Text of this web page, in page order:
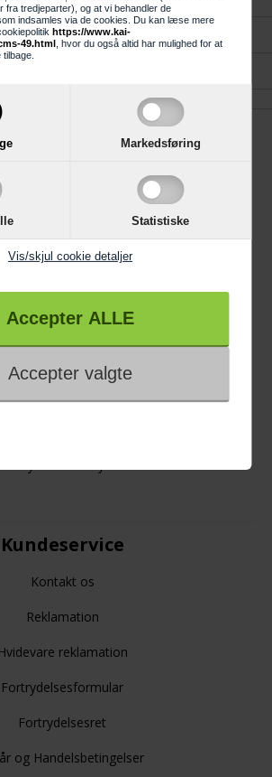
fra tredjeparter), og at vi behandler de
indsamles via de cookies. Du kan læse mere
https://www.kai-
49.html , hvor du også altid har mulighed for at
Markedsføring
Statistiske
Vis/skjul cookie detaljer
Bad og Garderobe
Kundeservice
Kontakt os
Reklamation
Hvidevare reklamation
Fortrydelsesformular
Fortrydelsesret
og Handelsbetingelser
4 års garanti
Links
Gode råd